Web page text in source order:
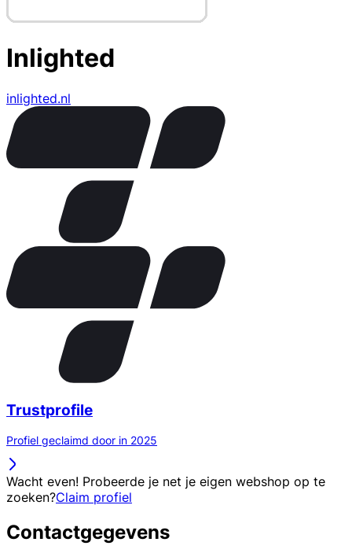
Inlighted
inlighted.nl
Trustprofile
Profiel geclaimd door in 2025
Wacht even! Probeerde je net je eigen webshop op te
zoeken?Claim profiel
Contactgegevens